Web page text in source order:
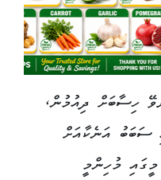
ހިސާބަށް ދިއުމުން،
ސަބަބު އަނެކާއަށް
މުހިންމީ